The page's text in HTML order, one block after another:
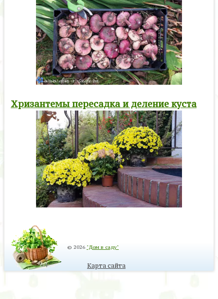
Хризантемы пересадка и деление куста
© 2026 "Дом в саду"
Карта сайта